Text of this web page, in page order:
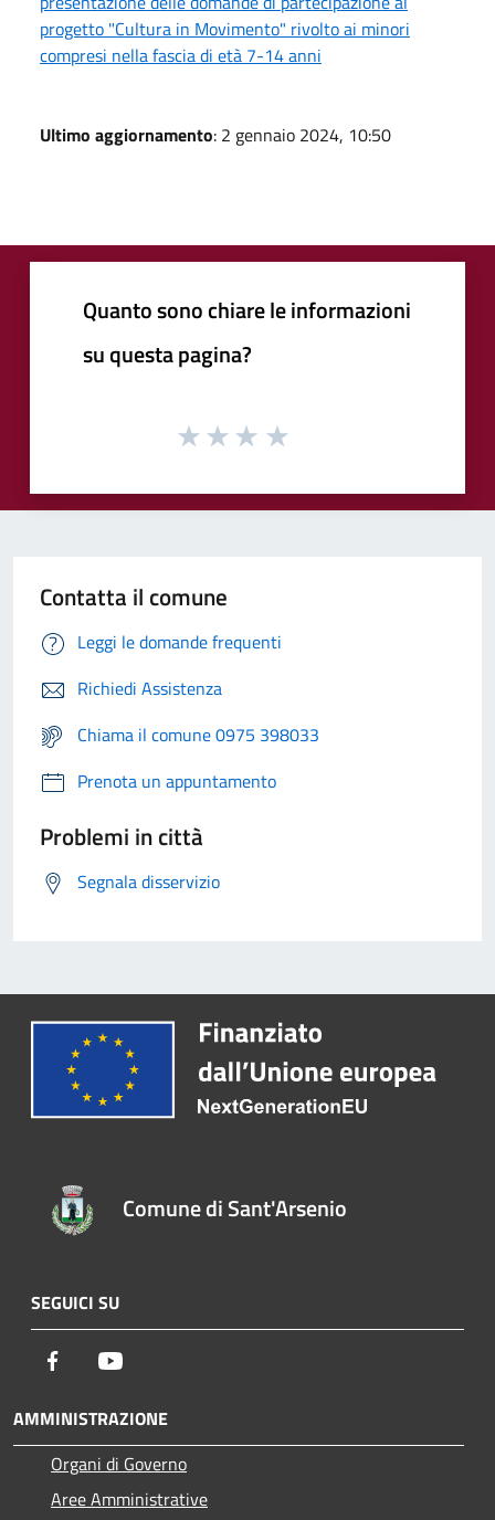
progetto "Cultura in Movimento" rivolto ai minori
compresi nella fascia di età 7-14 anni
Ultimo aggiornamento: 2 gennaio 2024, 10:50
Quanto sono chiare le informazioni
su questa pagina?
Contatta il comune
Leggi le domande frequenti
Richiedi Assistenza
Chiama il comune 0975 398033
Prenota un appuntamento
Problemi in città
Segnala disservizio
Comune di Sant'Arsenio
SEGUICI SU
Facebook
AMMINISTRAZIONE
Organi di Governo
Aree Amministrative